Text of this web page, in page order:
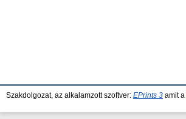
Szakdolgozat, az alkalamzott szoftver: EPrints 3 amit a